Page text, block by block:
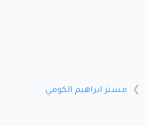
مستر ابراهيم الكومي